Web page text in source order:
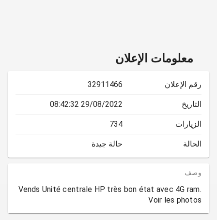
معلومات الإعلان
رقم الإعلان 32911466
التاريخ 29/08/2022 08:42:32
الزيارات 734
الحالة حالة جيدة
وصف
Vends Unité centrale HP très bon état avec 4G ram.
Voir les photos